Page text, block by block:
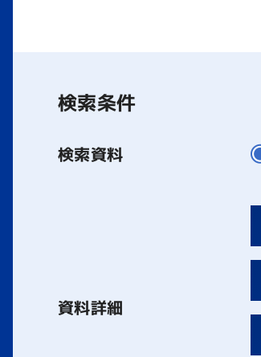
検索条件
検索資料
資料詳細